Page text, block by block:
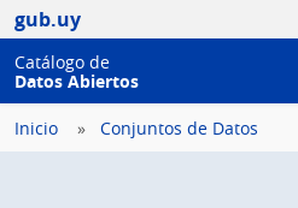
gub.uy
Catálogo de
Datos Abiertos
Inicio Conjuntos de Datos